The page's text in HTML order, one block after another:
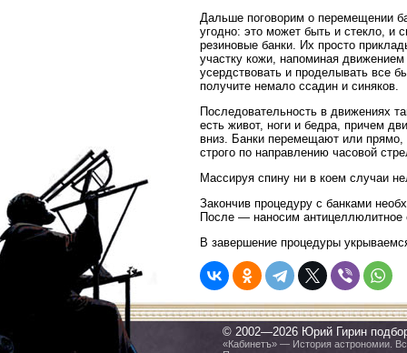
Дальше поговорим о перемещении
угодно: это может быть и стекло, и
резиновые банки. Их просто
участку кожи, напоминая
усердствовать и проделывать все
получите немало ссадин и синяков.
Последовательность в движениях
есть живот, ноги и бедра, причем
вниз. Банки перемещают или прямо,
строго по направлению часовой
Массируя спину ни в коем случаи
Закончив процедуру с банками
После — наносим антицеллюлитное
В завершение процедуры
© 2002—2026 Юрий Гирин
«Кабинетъ» — История астрономии.